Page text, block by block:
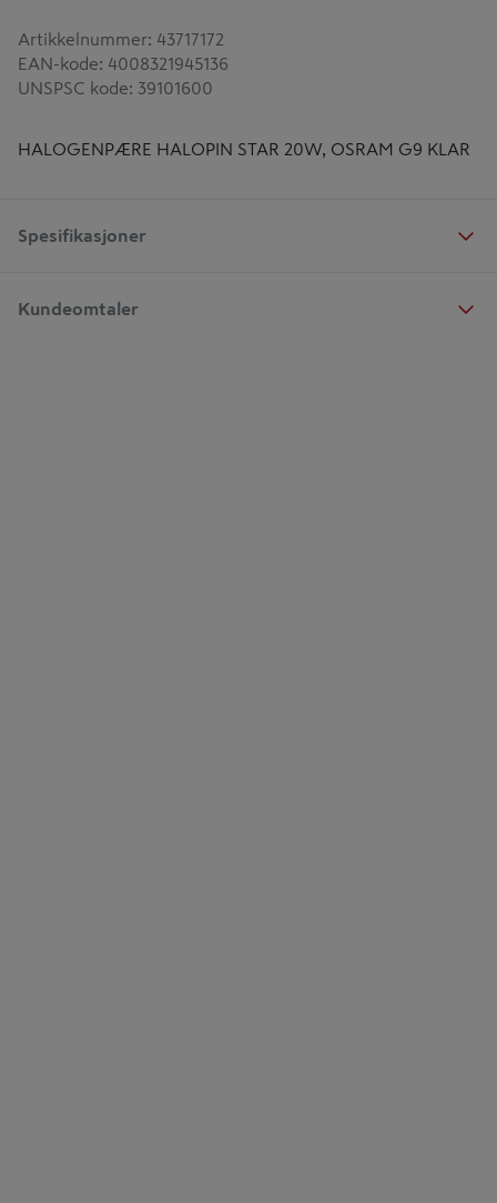
Artikkelnummer: 43717172
EAN-kode: 4008321945136
UNSPSC kode: 39101600
HALOGENPÆRE HALOPIN STAR 20W, OSRAM G9 KLAR
Spesifikasjoner
Kundeomtaler